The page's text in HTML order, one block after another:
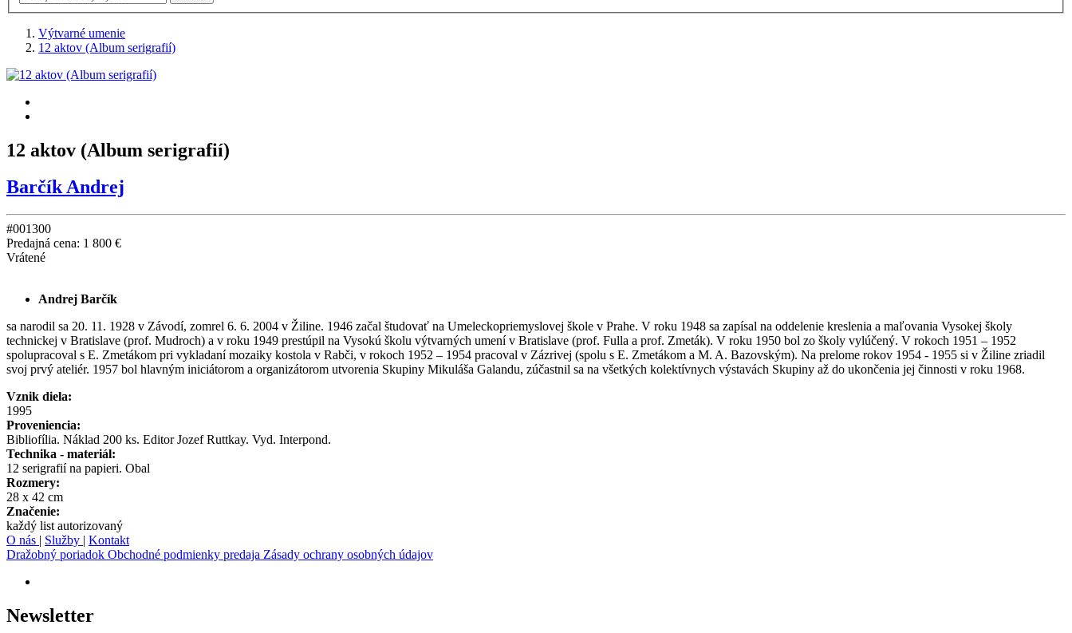
Výtvarné umenie
12 aktov (Album serigrafií)
12 aktov (Album serigrafií)
Barčík Andrej
#001300
Predajná cena: 1 800 €
Vrátené
Andrej Barčík
sa narodil sa 20. 11. 1928 v Závodí, zomrel 6. 6. 2004 v Žiline. 1946 začal študovať na Umeleckopriemyslovej škole v Prahe. V roku 1948 sa zapísal na oddelenie kreslenia a maľovania Vysokej školy
technickej v Bratislave (prof. Mudroch) a v roku 1949 prestúpil na Vysokú školu výtvarných umení v Bratislave (prof. Fulla a prof. Zmeták). V roku 1950 bol zo školy vylúčený. V rokoch 1951 – 1952
spolupracoval s E. Zmetákom pri vykladaní mozaiky kostola v Rabči, v rokoch 1952 – 1954 pracoval v Zázrivej (spolu s E. Zmetákom a M. A. Bazovským). Na prelome rokov 1954 - 1955 si v Žiline zriadil
svoj prvý ateliér. 1957 bol hlavným iniciátorom a organizátorom utvorenia Skupiny Mikuláša Galandu, zúčastnil sa na všetkých kolektívnych výstavách Skupiny až do ukončenia jej činnosti v roku 1968.
Vznik diela:
1995
Proveniencia:
Bibliofília. Náklad 200 ks. Editor Jozef Ruttkay. Vyd. Interpond.
Technika - materiál:
12 serigrafií na papieri. Obal
Rozmery:
28 x 42 cm
Značenie:
každý list autorizovaný
O nás | Služby | Kontakt
Dražobný poriadok Obchodné podmienky predaja Zásady ochrany osobných údajov
Newsletter